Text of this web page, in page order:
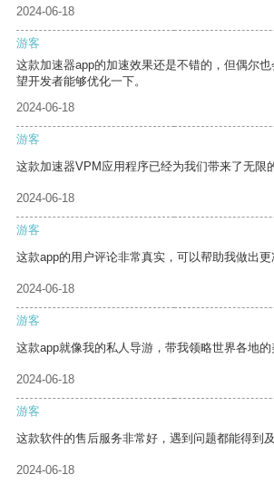
2024-06-18
游客
这款加速器app的加速效果还是不错的，但偶尔
望开发者能够优化一下。
2024-06-18
游客
这款加速器VPM应用程序已经为我们带来了无限
2024-06-18
游客
这款app的用户评论非常真实，可以帮助我做出更
2024-06-18
游客
这款app就像我的私人导游，带我领略世界各地的
2024-06-18
游客
这款软件的售后服务非常好，遇到问题都能得到及
2024-06-18